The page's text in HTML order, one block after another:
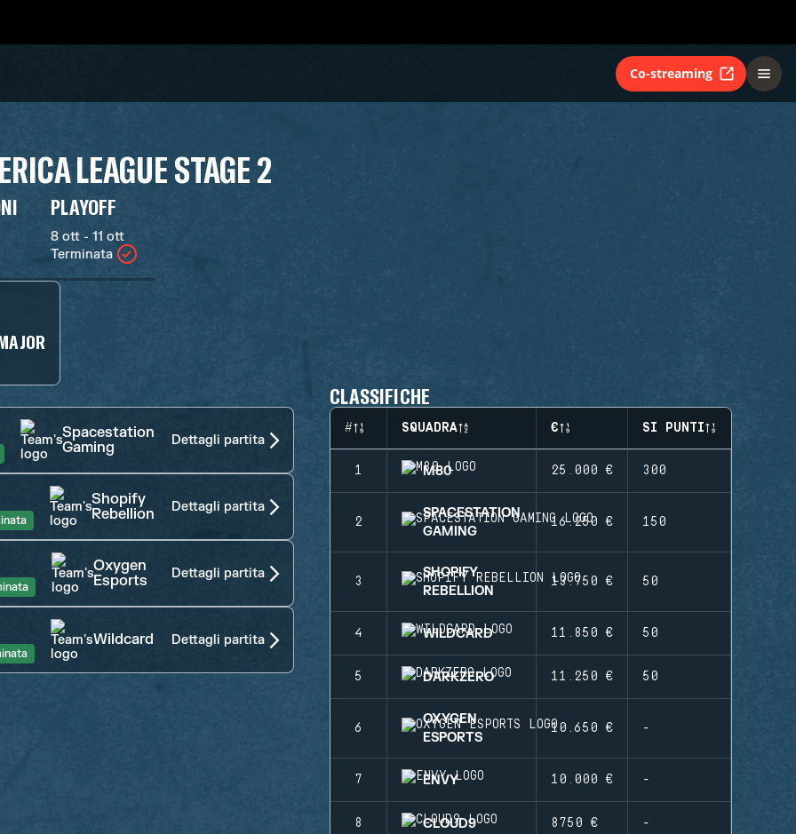
Co-streaming
LEAGUE STAGE 2
PLAYOFF
8 ott - 11 ott
Terminata
Spacestation
Gaming
Dettagli partita
Shopify
Rebellion
Dettagli partita
Oxygen
Esports
Dettagli partita
Wildcard Dettagli partita
CLASSIFICHE
# SQUADRA € SI PUNTI
1 M80 25.000 € 300
2
SPACESTATION
GAMING
16.250 € 150
3
SHOPIFY
REBELLION
13.750 € 50
4 WILDCARD 11.850 € 50
5 DARKZERO 11.250 € 50
6
OXYGEN
ESPORTS
10.650 € -
7 ENVY 10.000 € -
8 CLOUD9 8750 € -